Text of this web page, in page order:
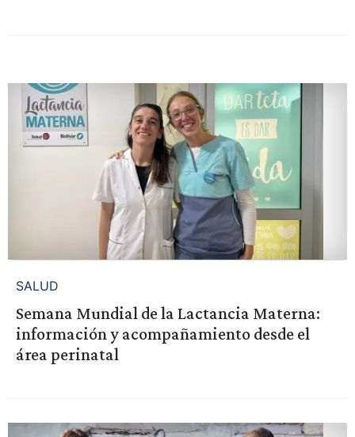
SALUD
Semana Mundial de la Lactancia Materna:
información y acompañamiento desde el
área perinatal